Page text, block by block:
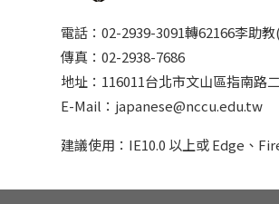
電話：02-2939-3091轉62166李助
傳真：02-2938-7686
地址：116011台北市文山區指南路
E-Mail：japanese@nccu.edu.tw
建議使用：IE10.0 以上或 Edge、